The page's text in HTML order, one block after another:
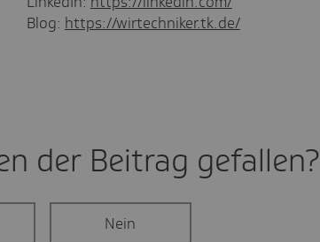
Blog: https://wirtechniker.tk.de/
der Beitrag gefal­len?
Nein